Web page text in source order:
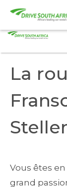
Accueil Blog
La
Vous êtes
grand